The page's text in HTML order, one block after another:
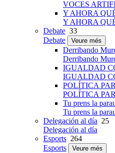
VOCES
Y AHORA
Y AHORA
Debate 33
Debate
Veure més
Derribando
Derribando
IGUALDAD
IGUALDAD
POLÍTICA
POLÍTICA
Tu prens la
Tu prens la
Delegación al día 25
Delegación al día
Esports 264
Esports
Veure més